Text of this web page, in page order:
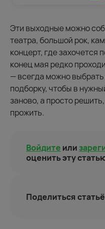
Эти выходные можно
театра, большой рок,
концерт, где захочется
конец мая редко
— всегда можно
подборку, чтобы в
заново, а просто
прожить.
Войдите или
оценить эту
Поделиться